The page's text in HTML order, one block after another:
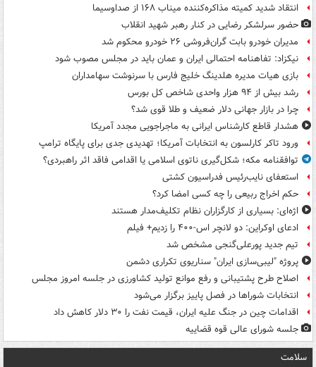
انتقاد شدید کمیته مذاکره‌کننده میناب ۱۶۸ از صداوسیما
حضور سرلشکر رضایی در کنار رهبر شهید انقلاب
مدیران خودرو بابت گران‌فروشی ۲۶ خودرو محکوم شد
نیکزاد: تفاهنامه احتمالی ایران و عمان باید در مجلس مصوب شود
بازی هیات مدیره هلدینگ خلیج فارس با سرنوشت سهامداران
رشد بیش از ۹۴ هزار واحدی شاخص کل بورس
چرا در بازار جهانی دلار ضعیف و طلا قوی شد؟
هشدار قاطع کارشناس ایرانی به ماجراجویی مجدد آمریکا
ورود تاکر کارلسون به انتخابات آمریکا؛ تهدیدی جدی برای پایگاه ترامپ
توافقنامه مکه؛ شکل‌گیری ناتوی اسلامی یا اقدامی فاقد اثر راهبردی؟
استعفای نایب‌رئیس فدراسیون کشتی
حکم اخراج ربیعی را چه کسی امضا کرد؟
اژه‌ای: بسیاری از کارگزاران نظام تکلیف‌مدار هستند
ادعای اوکراین: دو لانچر اس-۴۰۰ را زدیم+ فیلم
تیم جدید پورعلی‌گنجی مشخص شد
پروژه "لیبی‌سازی ایران" سناریوی تکراری دشمن
اصلاح طرح پشتیبانی و رفع موانع تولید کشاورزی در جلسه امروز مجلس
انتخابات شوراها در فصل پاییز برگزار می‌شود
اقدامات چین در جنگ علیه ایران، قیمت نفت را ۳۰ دلار کاهش داد
جلسه شورای عالی قوه قضاییه
سلامت